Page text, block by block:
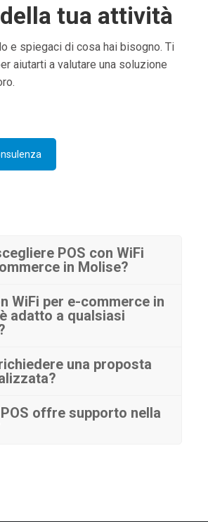
tua attività
e spiegaci di cosa hai bisogno. Ti
aiutarti a valutare una soluzione
POS con WiFi
in Molise?
WiFi per e-commerce in
adatto a qualsiasi
una proposta
offre supporto nella